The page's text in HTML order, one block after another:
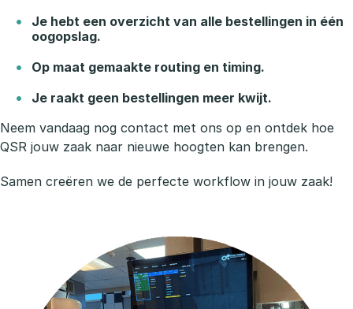
Je hebt een overzicht van alle bestellingen in één
oogopslag.
Op maat gemaakte routing en timing.
Je raakt geen bestellingen meer kwijt.
Neem vandaag nog contact met ons op en ontdek hoe
QSR jouw zaak naar nieuwe hoogten kan brengen.
Samen creëren we de perfecte workflow in jouw zaak!